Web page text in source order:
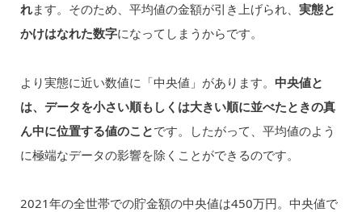
れます。そのため、平均値の金額が引き上げられ、 実態と
かけはなれた数字になってしまうからです。
より実態に近い数値に「中央値」があります。 中央値と
は、データを小さい順もしくは大きい順に並べたときの真
ん中に位置する値のことです。したがって、平均値のよう
に極端なデータの影響を除くことができるのです。
2021年の全世帯での貯金額の中央値は450万円。中央値で